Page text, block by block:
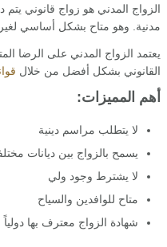
الزواج المدني هو زواج قانوني
مدنية. وهو متاح بشكل أساسي لغير
يعتمد الزواج المدني على الرضا
القانوني بشكل أفضل من خلال
أهم المميزات:
لا يتطلب مراسم دينية
يسمح بالزواج بين ديانات
لا يشترط وجود ولي
متاح للوافدين والسياح
شهادة الزواج معترف بها دولياً